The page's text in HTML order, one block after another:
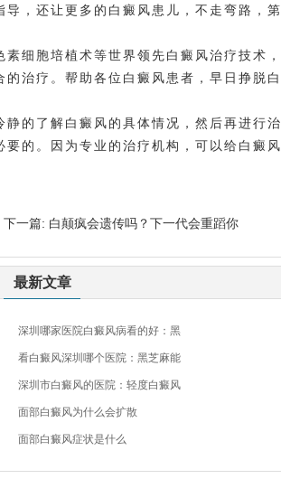
，还让更多的白癜风患儿，不走弯路，第
胞培植术等世界领先白癜风治疗技术，
治疗。帮助各位白癜风患者，早日挣脱白
的了解白癜风的具体情况，然后再进行治
的。因为专业的治疗机构，可以给白癜风
下一篇: 白颠疯会遗传吗？下一代会重蹈你
最新文章
深圳哪家医院白癜风病看的好：黑
看白癜风深圳哪个医院：黑芝麻能
深圳市白癜风的医院：轻度白癜风
面部白癜风为什么会扩散
面部白癜风症状是什么